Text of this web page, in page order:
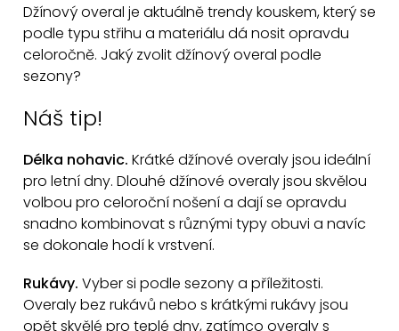
l
á
p
r
v
k
y
v
ý
p
Džínový overal je aktuálně trendy kouskem, který se
podle typu střihu a materiálu dá nosit opravdu
celoročně. Jaký zvolit džínový overal podle
sezony?
Náš tip!
Délka nohavic. Krátké džínové overaly jsou ideální
pro letní dny. Dlouhé džínové overaly jsou skvělou
volbou pro celoroční nošení a dají se opravdu
snadno kombinovat s různými typy obuvi a navíc
se dokonale hodí k vrstvení.
Rukávy. Vyber si podle sezony a příležitosti.
Overaly bez rukávů nebo s krátkými rukávy jsou
opět skvělé pro teplé dny, zatímco overaly s